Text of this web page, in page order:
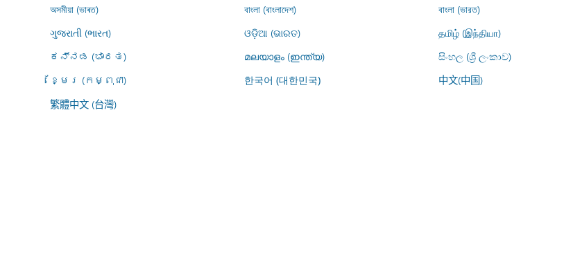
অসমীয়া (ভাৰত) বাংলা (বাংলাদেশ) বাংলা (ভারত)
ગુજરાતી (ભારત)
ଓଡ଼ିଆ (ଭାରତ) தமிழ் (இந்தியா)
ಕನ್ನಡ (ಭಾರತ)
മലയാളം (ഇന്ത്യ) සිංහල (ශ්‍රී ලංකාව)
ខ្មែរ (កម្ពុជា)
한국어 (대한민국) 中文(中国)
繁體中文 (台灣)